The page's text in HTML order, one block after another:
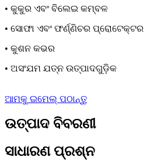
• କୁକୁର ଏବଂ ବିଲେଇ କମ୍ବଳ
• ସୋଫା ଏବଂ ଫର୍ଣ୍ଣିଚର ପ୍ରୋଟେକ୍ଟର
• କୁଶନ କଭର
• ଅସଂଯମ ଯତ୍ନ ଉତ୍ପାଦଗୁଡ଼ିକ
ଆମକୁ ଇମେଲ୍ ପଠାନ୍ତୁ
ଉତ୍ପାଦ ବିବରଣୀ
ସାଧାରଣ ପ୍ରଶ୍ନ